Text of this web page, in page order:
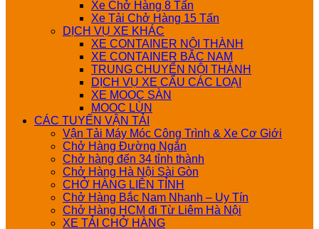
Xe Chở Hàng 8 Tấn
Xe Tải Chở Hàng 15 Tấn
DỊCH VỤ XE KHÁC
XE CONTAINER NỘI THÀNH
XE CONTAINER BẮC NAM
TRUNG CHUYỂN NỘI THÀNH
DỊCH VỤ XE CẨU CÁC LOẠI
XE MOOC SÀN
MOOC LÙN
CÁC TUYẾN VẬN TẢI
Vận Tải Máy Móc Công Trình & Xe Cơ Giới
Chở Hàng Đường Ngắn
Chở hàng đến 34 tỉnh thành
Chở Hàng Hà Nội Sài Gòn
CHỞ HÀNG LIÊN TỈNH
Chở Hàng Bắc Nam Nhanh – Uy Tín
Chở Hàng HCM đi Từ Liêm Hà Nội
XE TẢI CHỞ HÀNG